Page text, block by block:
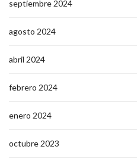
septiembre 2024
agosto 2024
abril 2024
febrero 2024
enero 2024
octubre 2023